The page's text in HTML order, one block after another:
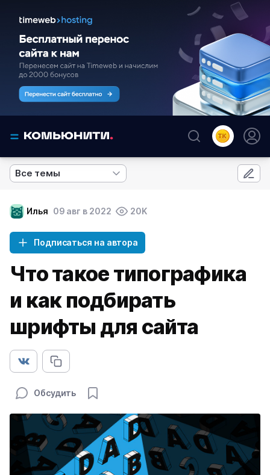
Все темы
Илья 09 авг в 2022 20K
Подписаться на автора
Что такое типографика
и как подбирать
шрифты для сайта
Обсудить